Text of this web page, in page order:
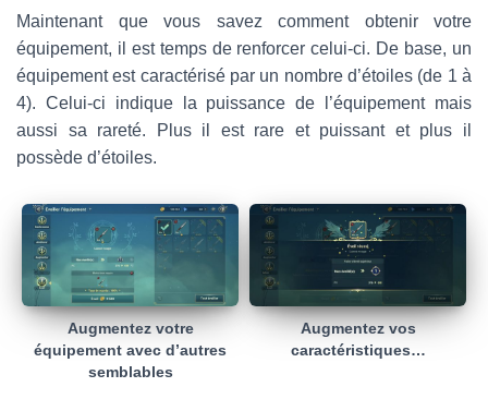
Maintenant que vous savez comment obtenir votre
équipement, il est temps de renforcer celui-ci. De base, un
équipement est caractérisé par un nombre d’étoiles (de 1 à
4). Celui-ci indique la puissance de l’équipement mais
aussi sa rareté. Plus il est rare et puissant et plus il
possède d’étoiles.
Augmentez votre
équipement avec d’autres
semblables
Augmentez vos
caractéristiques…